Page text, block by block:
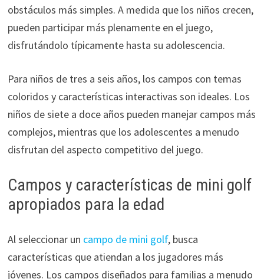
obstáculos más simples. A medida que los niños crecen,
pueden participar más plenamente en el juego,
disfrutándolo típicamente hasta su adolescencia.
Para niños de tres a seis años, los campos con temas
coloridos y características interactivas son ideales. Los
niños de siete a doce años pueden manejar campos más
complejos, mientras que los adolescentes a menudo
disfrutan del aspecto competitivo del juego.
Campos y características de mini golf
apropiados para la edad
Al seleccionar un campo de mini golf, busca
características que atiendan a los jugadores más
jóvenes. Los campos diseñados para familias a menudo